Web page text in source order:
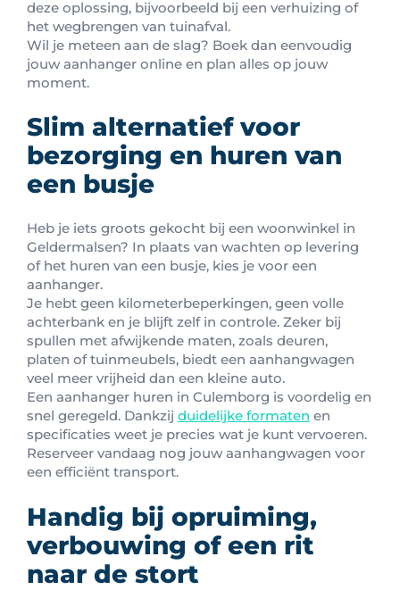
deze oplossing, bijvoorbeeld bij een verhuizing of
het wegbrengen van tuinafval.
Wil je meteen aan de slag? Boek dan eenvoudig
jouw aanhanger online en plan alles op jouw
moment.
Slim alternatief voor
bezorging en huren van
een busje
Heb je iets groots gekocht bij een woonwinkel in
Geldermalsen? In plaats van wachten op levering
of het huren van een busje, kies je voor een
aanhanger.
Je hebt geen kilometerbeperkingen, geen volle
achterbank en je blijft zelf in controle. Zeker bij
spullen met afwijkende maten, zoals deuren,
platen of tuinmeubels, biedt een aanhangwagen
veel meer vrijheid dan een kleine auto.
Een aanhanger huren in Culemborg is voordelig en
snel geregeld. Dankzij duidelijke formaten en
specificaties weet je precies wat je kunt vervoeren.
Reserveer vandaag nog jouw aanhangwagen voor
een efficiënt transport.
Handig bij opruiming,
verbouwing of een rit
naar de stort